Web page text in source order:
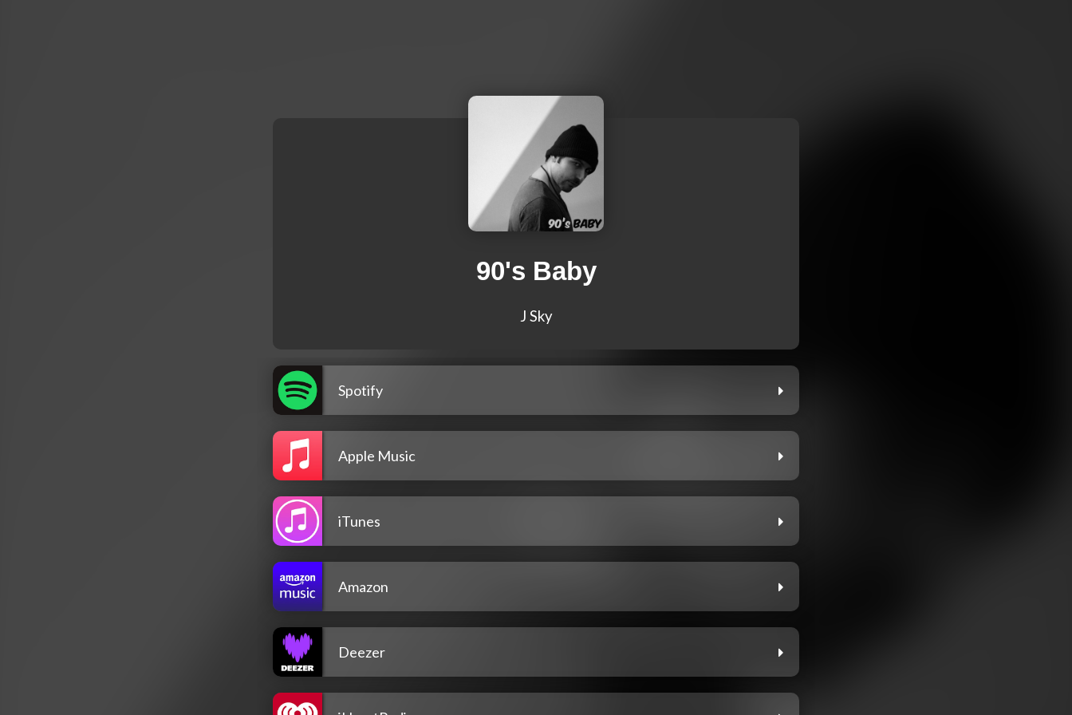
90's Baby
J Sky
Spotify
Apple Music
iTunes
Amazon
Deezer